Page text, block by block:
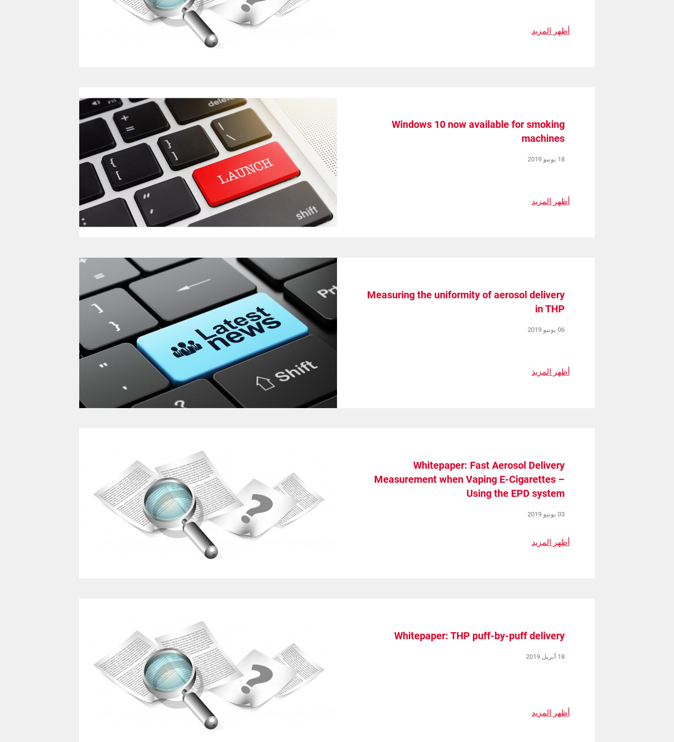
أظهر المزيد
Windows 10 now available for smoking
machines
18 يونيو 2019
أظهر المزيد
Measuring the uniformity of aerosol delivery
in THP
06 يونيو 2019
أظهر المزيد
Whitepaper: Fast Aerosol Delivery
Measurement when Vaping E-Cigarettes –
Using the EPD system
03 يونيو 2019
أظهر المزيد
Whitepaper: THP puff-by-puff delivery
18 أبريل 2019
أظهر المزيد